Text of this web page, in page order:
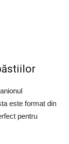
este format din
pentru